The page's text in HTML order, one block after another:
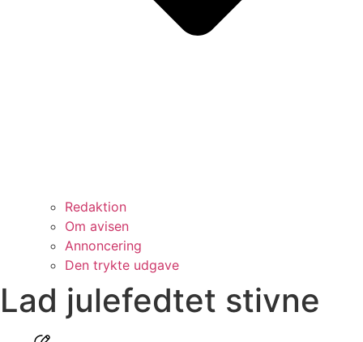
Redaktion
Om avisen
Annoncering
Den trykte udgave
Lad julefedtet stivne